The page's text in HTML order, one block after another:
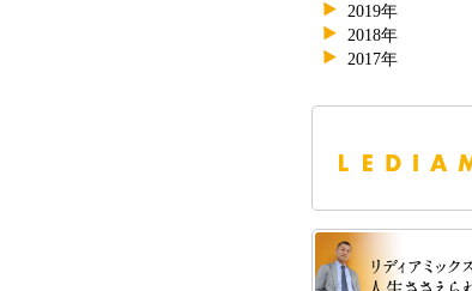
2019年
2018年
2017年